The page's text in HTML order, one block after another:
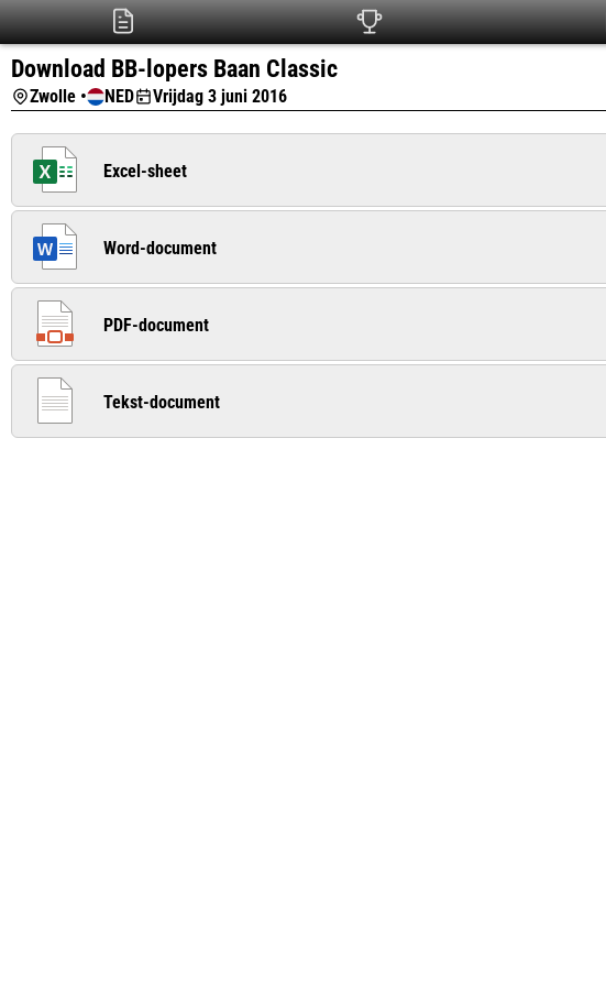
Download BB-lopers Baan Classic
Zwolle • NED Vrijdag 3 juni 2016
Excel-sheet
Word-document
PDF-document
Tekst-document